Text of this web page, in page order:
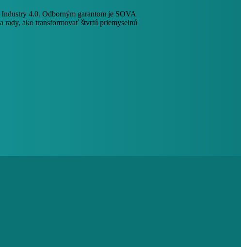
4.0. Odborným garantom je SOVA
ako transformovať štvrtú priemyselnú